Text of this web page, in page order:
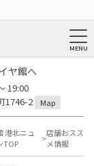
ヤ館へ
19:00
1746-2
Map
港北ニュ
TOP
店舗おスス
メ情報